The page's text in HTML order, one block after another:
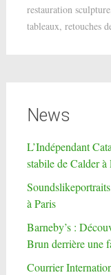
restauration sculpture
tableaux, retouches
News
L’Indépendant
stabile de Calder à
à Paris
Barneby’s :
Brun derrière une
Courrier